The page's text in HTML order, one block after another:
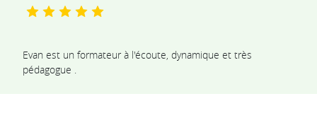
Evan est un formateur à l'écoute, dynamique et très
pédagogue .